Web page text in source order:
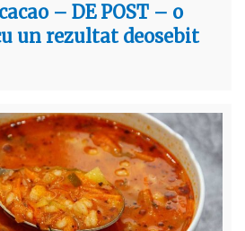
– DE POST – o
un rezultat deosebit